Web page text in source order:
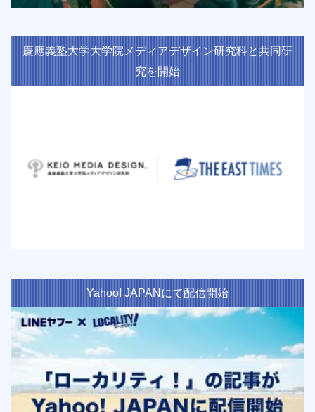
慶應義塾大学大学院メディアデザイン研究科と共同研
究を開始
Yahoo! JAPANにて配信開始